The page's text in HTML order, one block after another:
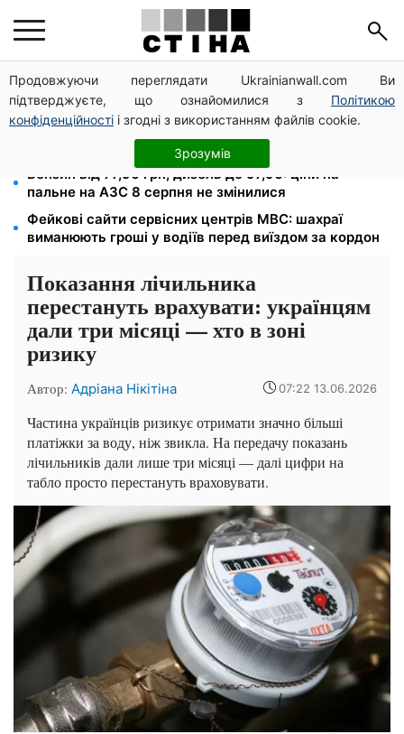
Продовжуючи переглядати Ukrainianwall.com Ви
підтверджуєте, що ознайомилися з Політикою
конфіденційності і згодні з використанням файлів cookie.
Зрозумів
Тарифи Київстар і Vodafone подешевшали до 50%:
скільки коштує зв'язок у серпні
До 19 400 грн на дрова: ПФУ приймає заяви на
субсидію для власників пічного опалення
Бензин від 77,90 грн, дизель до 97,90: ціни на
пальне на АЗС 8 серпня не змінилися
Фейкові сайти сервісних центрів МВС: шахраї
виманюють гроші у водіїв перед виїздом за кордон
Показання лічильника
перестануть врахувати: українцям
дали три місяці — хто в зоні
ризику
Автор: Адріана Нікітіна 07:22 13.06.2026
Частина українців ризикує отримати значно більші
платіжки за воду, ніж звикла. На передачу показань
лічильників дали лише три місяці — далі цифри на
табло просто перестануть враховувати.